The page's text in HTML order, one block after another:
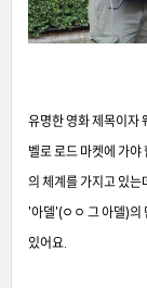
유명한 영화 제목이자
벨로 로드 마켓에 가야
의 체계를 가지고 있는
'아델'(ㅇㅇ 그 아델)의
있어요.